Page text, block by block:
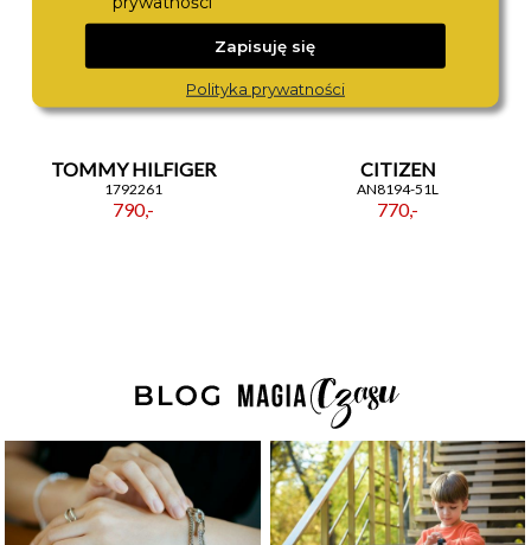
TOMMY HILFIGER
1792261
790,-
CITIZEN
AN8194-51L
770,-
Zapisuję się
Polityka prywatności